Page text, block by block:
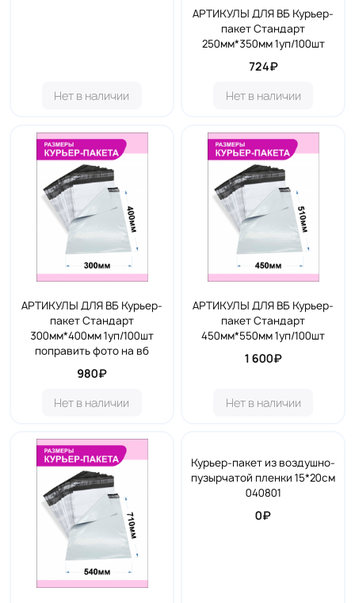
Нет в наличии
АРТИКУЛЫ ДЛЯ ВБ Курьер-
пакет Стандарт
250мм*350мм 1уп/100шт
724₽
Нет в наличии
АРТИКУЛЫ ДЛЯ ВБ Курьер-
пакет Стандарт
300мм*400мм 1уп/100шт
поправить фото на вб
980₽
Нет в наличии
АРТИКУЛЫ ДЛЯ ВБ Курьер-
пакет Стандарт
450мм*550мм 1уп/100шт
1 600₽
Нет в наличии
Курьер-пакет из воздушно-
пузырчатой пленки 15*20см
040801
0₽